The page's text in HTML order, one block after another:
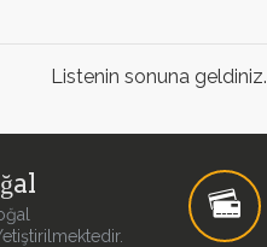
Listenin sonuna geldiniz.